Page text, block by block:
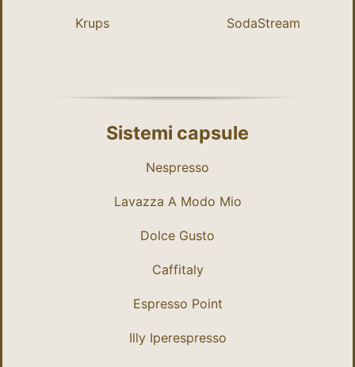
Krups SodaStream
Sistemi capsule
Nespresso
Lavazza A Modo Mio
Dolce Gusto
Caffitaly
Espresso Point
Illy Iperespresso